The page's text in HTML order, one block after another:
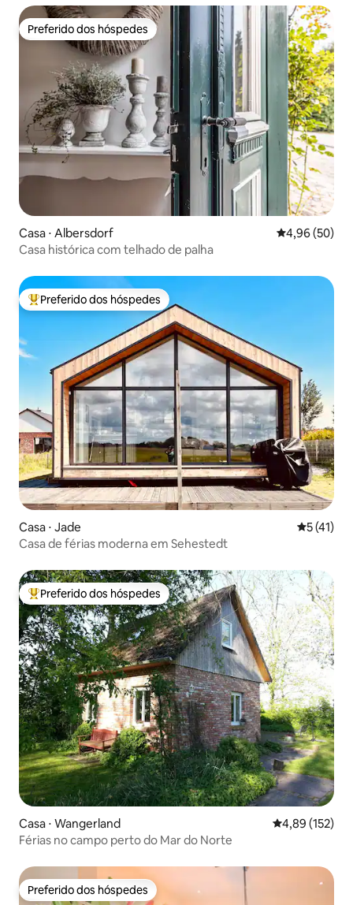
Preferido dos hóspedes
Preferido dos hóspedes
Casa ⋅ Albersdorf 4,96 de uma
4,96 (50)
Casa histórica com telhado de palha
Entre os melhores preferidos dos hóspedes
Preferido dos hóspedes
Casa ⋅ Jade 5 de uma
5 (41)
Casa de férias moderna em Sehestedt
Entre os melhores preferidos dos hóspedes
Preferido dos hóspedes
Casa ⋅ Wangerland 4,89 de uma
4,89 (152)
Férias no campo perto do Mar do Norte
Preferido dos hóspedes
Preferido dos hóspedes